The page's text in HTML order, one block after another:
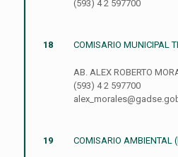
(593) 4 2 597700
18 COMISARIO MUNICIPAL
AB. ALEX ROBERTO
(593) 4 2 597700
19 COMISARIO AMBIENTAL